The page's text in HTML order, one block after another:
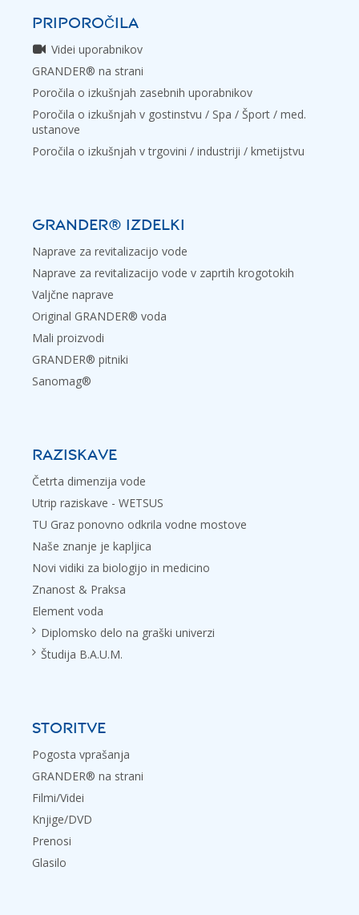
PRIPOROČILA
Videi uporabnikov
GRANDER® na strani
Poročila o izkušnjah zasebnih uporabnikov
Poročila o izkušnjah v gostinstvu / Spa / Šport / med.
ustanove
Poročila o izkušnjah v trgovini / industriji / kmetijstvu
GRANDER® IZDELKI
Naprave za revitalizacijo vode
Naprave za revitalizacijo vode v zaprtih krogotokih
Valjčne naprave
Original GRANDER® voda
Mali proizvodi
GRANDER® pitniki
Sanomag®
RAZISKAVE
Četrta dimenzija vode
Utrip raziskave - WETSUS
TU Graz ponovno odkrila vodne mostove
Naše znanje je kapljica
Novi vidiki za biologijo in medicino
Znanost & Praksa
Element voda
Diplomsko delo na graški univerzi
Študija B.A.U.M.
STORITVE
Pogosta vprašanja
GRANDER® na strani
Filmi/Videi
Knjige/DVD
Prenosi
Glasilo